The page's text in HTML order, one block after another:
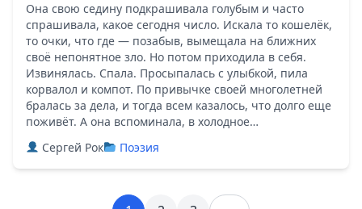
Она свою седину подкрашивала голубым и часто
спрашивала, какое сегодня число. Искала то кошелёк,
то очки, что где — позабыв, вымещала на ближних
своё непонятное зло. Но потом приходила в себя.
Извинялась. Спала. Просыпалась с улыбкой, пила
корвалол и компот. По привычке своей многолетней
бралась за дела, и тогда всем казалось, что долго еще
поживёт. А она вспоминала, в холодное…
Сергей Рок
Поэзия